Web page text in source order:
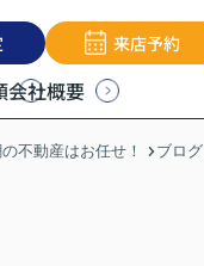
来店予約
会社概要
不動産はお任せ！ ブログ